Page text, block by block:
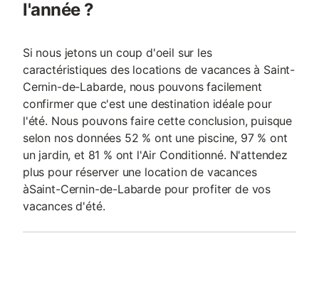
l'année ?
Si nous jetons un coup d'oeil sur les
caractéristiques des locations de vacances à Saint-
Cernin-de-Labarde, nous pouvons facilement
confirmer que c'est une destination idéale pour
l'été. Nous pouvons faire cette conclusion, puisque
selon nos données 52 % ont une piscine, 97 % ont
un jardin, et 81 % ont l'Air Conditionné. N'attendez
plus pour réserver une location de vacances
àSaint-Cernin-de-Labarde pour profiter de vos
vacances d'été.